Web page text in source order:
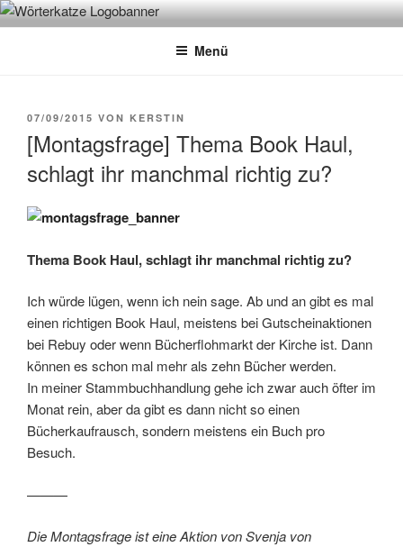
Zum
InhaltWÖRTERKATZE
Von Büchern erzählen
Menü
VERÖFFENTLICHT
07/09/2015 VON KERSTIN
[Montagsfrage] Thema Book Haul,
schlagt ihr manchmal richtig zu?
Thema Book Haul, schlagt ihr manchmal richtig zu?
Ich würde lügen, wenn ich nein sage. Ab und an gibt es mal
einen richtigen Book Haul, meistens bei Gutscheinaktionen
bei Rebuy oder wenn Bücherflohmarkt der Kirche ist. Dann
können es schon mal mehr als zehn Bücher werden.
In meiner Stammbuchhandlung gehe ich zwar auch öfter im
Monat rein, aber da gibt es dann nicht so einen
Bücherkaufrausch, sondern meistens ein Buch pro
Besuch.
———
Die Montagsfrage ist eine Aktion von Svenja von